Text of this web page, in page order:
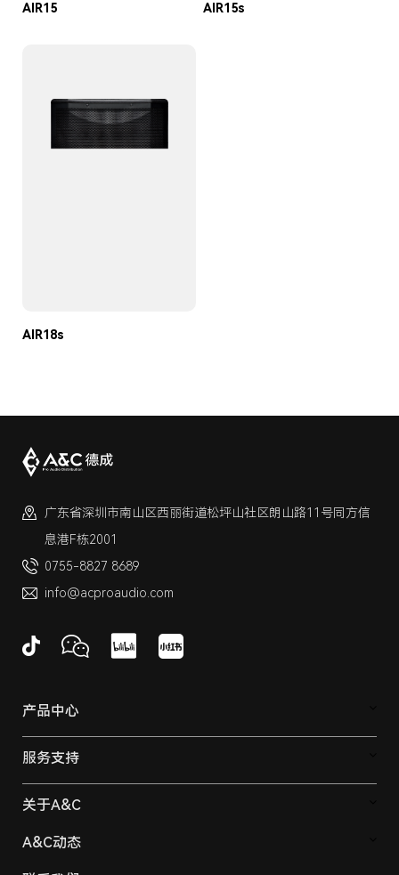
AIR15 AIR15s
AIR18s
广东省深圳市南山区西丽街道松坪山社区朗山路11号同方信
息港F栋2001
0755-8827 8689
info@acproaudio.com
产品中心
服务支持
关于A&C
A&C动态